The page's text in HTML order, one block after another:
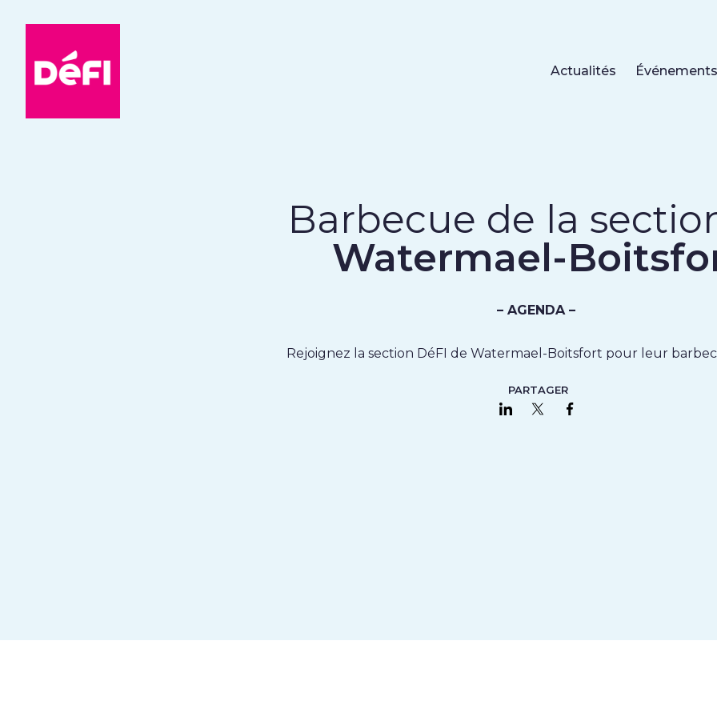
Actualités Événements
Barbecue de la
Watermael-
– AGENDA –
Rejoignez la section DéFI de Watermael-Boitsfort pour leur
PARTAGER
Partager sur LinkedIn
Partager sur Twitter